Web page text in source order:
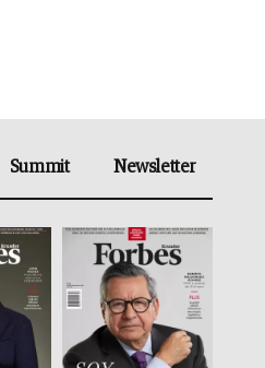
Summit Newsletter